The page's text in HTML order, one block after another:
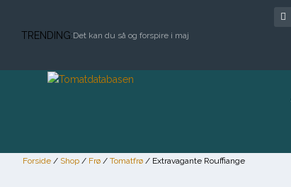
TRENDING:Det kan du så og forspire i maj
Forside / Shop / Frø / Tomatfrø / Extravagante Rouffiange